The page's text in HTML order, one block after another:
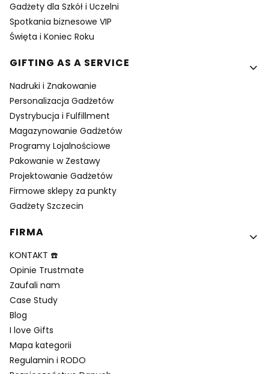
Gadżety dla Szkół i Uczelni
Spotkania biznesowe VIP
Święta i Koniec Roku
GIFTING AS A SERVICE
Nadruki i Znakowanie
Personalizacja Gadżetów
Dystrybucja i Fulfillment
Magazynowanie Gadżetów
Programy Lojalnościowe
Pakowanie w Zestawy
Projektowanie Gadżetów
Firmowe sklepy za punkty
Gadżety Szczecin
FIRMA
KONTAKT ☎️
Opinie Trustmate
Zaufali nam
Case Study
Blog
I love Gifts
Mapa kategorii
Regulamin i RODO